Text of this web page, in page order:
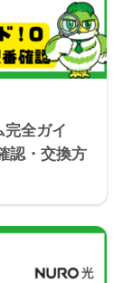
完全ガイ
認・交換方